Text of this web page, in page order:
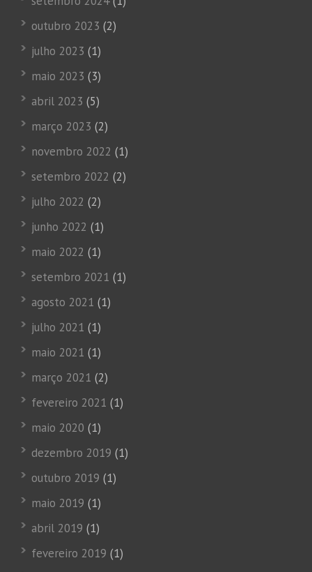
outubro 2023 (2)
julho 2023 (1)
maio 2023 (3)
abril 2023 (5)
março 2023 (2)
novembro 2022 (1)
setembro 2022 (2)
julho 2022 (2)
junho 2022 (1)
maio 2022 (1)
setembro 2021 (1)
agosto 2021 (1)
julho 2021 (1)
maio 2021 (1)
março 2021 (2)
fevereiro 2021 (1)
maio 2020 (1)
dezembro 2019 (1)
outubro 2019 (1)
maio 2019 (1)
abril 2019 (1)
fevereiro 2019 (1)